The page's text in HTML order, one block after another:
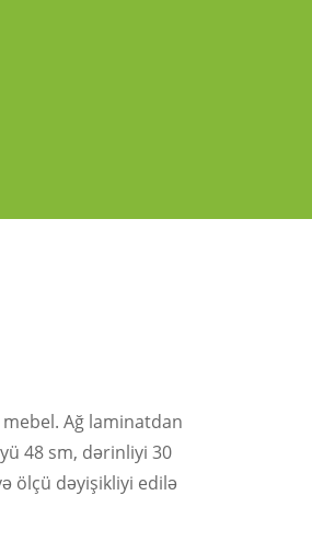
Ağ laminatdan
48 sm, dərinliyi 30
ölçü dəyişikliyi edilə